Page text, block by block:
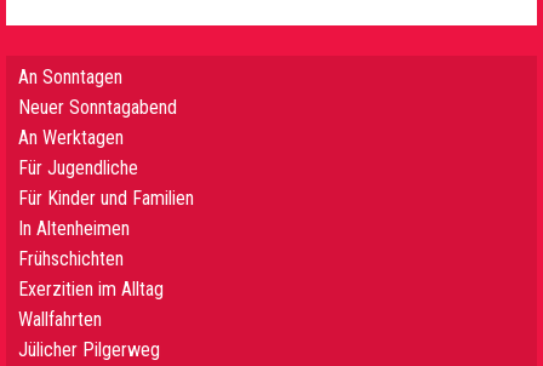
An Sonntagen
Neuer Sonntagabend
An Werktagen
Für Jugendliche
Für Kinder und Familien
In Altenheimen
Frühschichten
Exerzitien im Alltag
Wallfahrten
Jülicher Pilgerweg